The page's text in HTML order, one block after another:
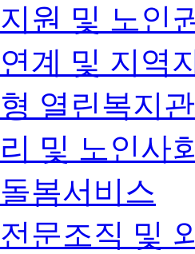
원 및 노인
계 및 지역
열린복지관
및 노인사
봄서비스
문조직 및